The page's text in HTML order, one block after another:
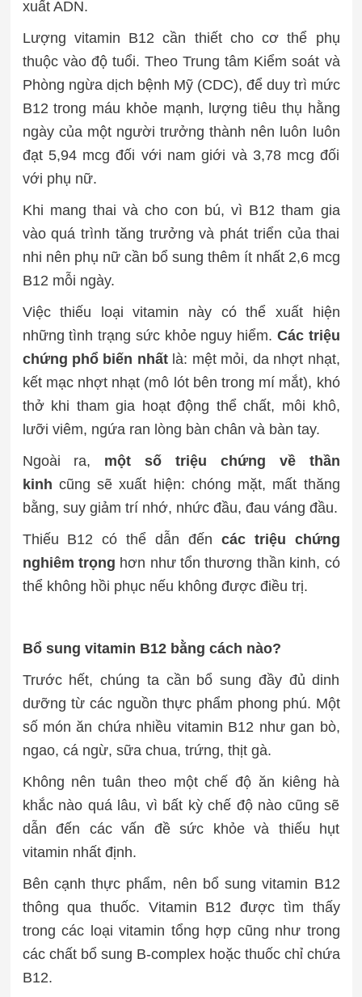
xuất ADN.
Lượng vitamin B12 cần thiết cho cơ thể phụ
thuộc vào độ tuổi. Theo Trung tâm Kiểm soát và
Phòng ngừa dịch bệnh Mỹ (CDC), để duy trì mức
B12 trong máu khỏe mạnh, lượng tiêu thụ hằng
ngày của một người trưởng thành nên luôn luôn
đạt 5,94 mcg đối với nam giới và 3,78 mcg đối
với phụ nữ.
Khi mang thai và cho con bú, vì B12 tham gia
vào quá trình tăng trưởng và phát triển của thai
nhi nên phụ nữ cần bổ sung thêm ít nhất 2,6 mcg
B12 mỗi ngày.
Việc thiếu loại vitamin này có thể xuất hiện
những tình trạng sức khỏe nguy hiểm. Các triệu
chứng phổ biến nhất là: mệt mỏi, da nhợt nhạt,
kết mạc nhợt nhạt (mô lót bên trong mí mắt), khó
thở khi tham gia hoạt động thể chất, môi khô,
lưỡi viêm, ngứa ran lòng bàn chân và bàn tay.
Ngoài ra, một số triệu chứng về thần
kinh cũng sẽ xuất hiện: chóng mặt, mất thăng
bằng, suy giảm trí nhớ, nhức đầu, đau váng đầu.
Thiếu B12 có thể dẫn đến các triệu chứng
nghiêm trọng hơn như tổn thương thần kinh, có
thể không hồi phục nếu không được điều trị.
Bổ sung vitamin B12 bằng cách nào?
Trước hết, chúng ta cần bổ sung đầy đủ dinh
dưỡng từ các nguồn thực phẩm phong phú. Một
số món ăn chứa nhiều vitamin B12 như gan bò,
ngao, cá ngừ, sữa chua, trứng, thịt gà.
Không nên tuân theo một chế độ ăn kiêng hà
khắc nào quá lâu, vì bất kỳ chế độ nào cũng sẽ
dẫn đến các vấn đề sức khỏe và thiếu hụt
vitamin nhất định.
Bên cạnh thực phẩm, nên bổ sung vitamin B12
thông qua thuốc. Vitamin B12 được tìm thấy
trong các loại vitamin tổng hợp cũng như trong
các chất bổ sung B-complex hoặc thuốc chỉ chứa
B12.